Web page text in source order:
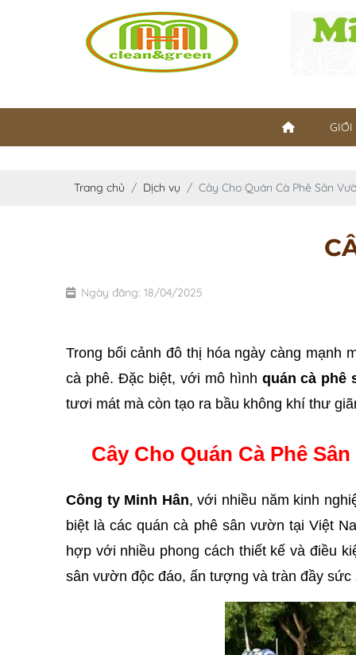
GIỚI
Trang chủ Dịch vụ Cây Cho Quán Cà Phê Sân
Ngày đăng: 18/04/2025
Trong bối cảnh đô thị hóa ngày càng mạnh
cà phê. Đặc biệt, với mô hình quán cà phê
tươi mát mà còn tạo ra bầu không khí thư
Cây Cho Quán Cà Phê
Công ty Minh Hân, với nhiều năm kinh
biệt là các quán cà phê sân vườn tại Việt
hợp với nhiều phong cách thiết kế và điều
sân vườn độc đáo, ấn tượng và tràn đầy sức